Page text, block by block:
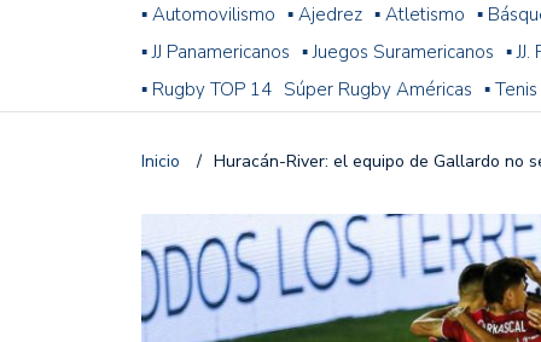
Arrancó el Torneo
Franco Colapinto giró
Racing le ganó a
omitió un penal de Sosa
▪ Automovilismo ▪ Ajedrez ▪ Atletismo ▪
▪ JJ Panamericanos ▪ Juegos Suramericanos ▪
▪ Rugby TOP 14 Súper Rugby Américas ▪ Tenis
Inicio / Huracán-River: el equipo de Gallardo no